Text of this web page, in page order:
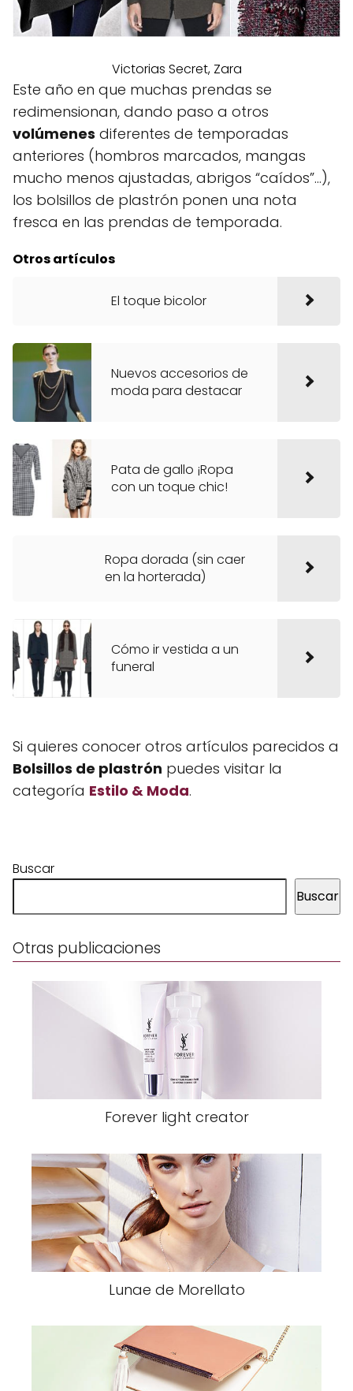
Victorias Secret, Zara
Este año en que muchas prendas se
redimensionan, dando paso a otros
volúmenes diferentes de temporadas
anteriores (hombros marcados, mangas
mucho menos ajustadas, abrigos “caídos”…),
los bolsillos de plastrón ponen una nota
fresca en las prendas de temporada.
Otros artículos
El toque bicolor
Nuevos accesorios de
moda para destacar
Pata de gallo ¡Ropa
con un toque chic!
Ropa dorada (sin caer
en la horterada)
Cómo ir vestida a un
funeral
Si quieres conocer otros artículos parecidos a
Bolsillos de plastrón puedes visitar la
categoría Estilo & Moda.
Buscar
Buscar
Otras publicaciones
Forever light creator
Lunae de Morellato